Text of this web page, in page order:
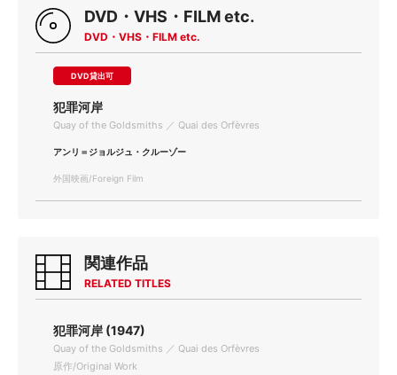
DVD・VHS・FILM etc.
DVD・VHS・FILM etc.
DVD貸出可
犯罪河岸
Quay of the Goldsmiths ／ Quai des Orfèvres
アンリ＝ジョルジュ・クルーゾー
外国映画/Foreign Film
関連作品
RELATED TITLES
犯罪河岸 (1947)
Quay of the Goldsmiths ／ Quai des Orfèvres
原作/Original Work